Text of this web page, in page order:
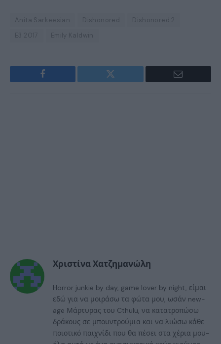
Anita Sarkeesian Dishonored
Dishonored 2
E3 2017
Emily Kaldwin
Facebook Twitter Email
Χριστίνα Χατζημανώλη
Horror junkie by day, game lover by night, είμαι
εδώ για να μοιράσω τα φώτα μου, ωσάν new-
age Μάρτυρας του Cthulu, να κατατροπώσω
δράκους σε μπουντρούμια και να λιώσω κάθε
ποιοτικό παιχνίδι που θα πέσει στα χέρια μου-